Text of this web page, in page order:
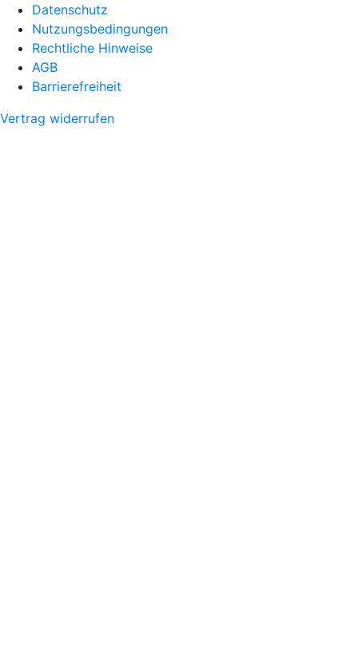
Datenschutz
Nutzungsbedingungen
Rechtliche Hinweise
AGB
Barrierefreiheit
Vertrag widerrufen